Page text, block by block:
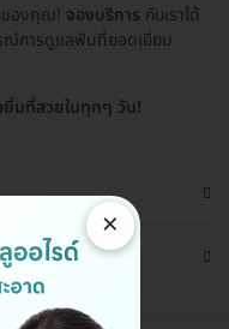
ของคุณ! จองบริการ กับเราได้
ณ์การดูแลฟันที่ยอดเยี่ยม
มที่สวยในทุกๆ วัน!
×